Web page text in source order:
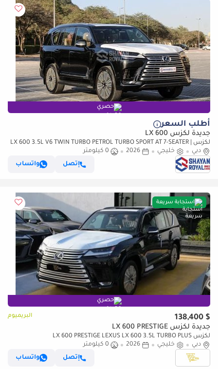
حصري
أطلب السعر
جديدة لكزس LX 600
لكزس LX 600 3.5L V6 TWIN TURBO PETROL TURBO SPORT AT 7-SEATER |
25-MARK LEVINSON 2026MY
دبي خليجي 2026
0 كيلومتر
إتصل
واتساب
استجابة سريعة
حصري
$ 138,400 البريميوم
جديدة لكزس LX 600 PRESTIGE
لكزس LX 600 PRESTIGE LEXUS LX 600 3.5L TURBO PLUS
دبي
خليجي 2026
0 كيلومتر
إتصل
واتساب